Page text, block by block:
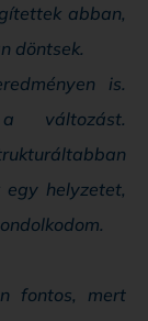
abban,
döntsek.
is.
változást.
egy helyzetet,
fontos, mert